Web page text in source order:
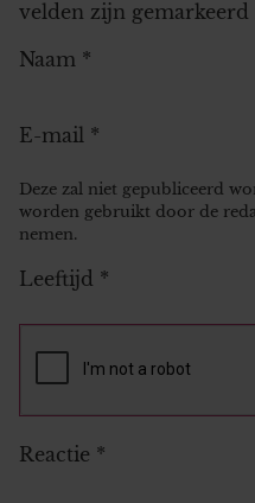
velden zijn gemarkeerd
Naam *
E-mail *
Deze zal niet gepubliceerd
worden gebruikt door de
nemen.
Leeftijd *
Reactie *